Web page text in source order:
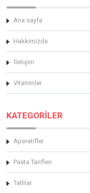
Ana sayfa
Hakkimizda
İletişim
Vitaminler
KATEGORİLER
Aperatifler
Pasta Tarifleri
Tatlılar